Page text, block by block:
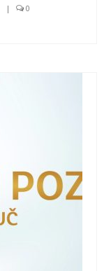
| 0